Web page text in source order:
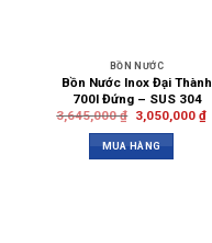
BỒN NƯỚC
Bồn Nước Inox Đại Thành
700l Đứng – SUS 304
3,645,000₫ 3,050,000 ₫
MUA HÀNG